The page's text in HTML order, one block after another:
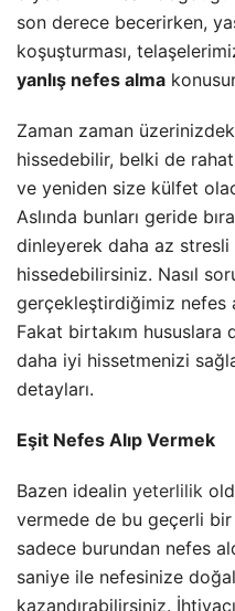
son derece becerirken,
koşuşturması,
yanlış nefes alma
Zaman zaman üzerinizdeki
hissedebilir, belki de
ve yeniden size külfet
Aslında bunları geride
dinleyerek daha az
hissedebilirsiniz. Nasıl
gerçekleştirdiğimiz nefes
Fakat birtakım
daha iyi hissetmenizi
detayları.
Eşit Nefes Alıp Vermek
Bazen idealin yeterlilik
vermede de bu geçerli bir
sadece burundan nefes
saniye ile nefesinize
kazandırabilirsiniz.